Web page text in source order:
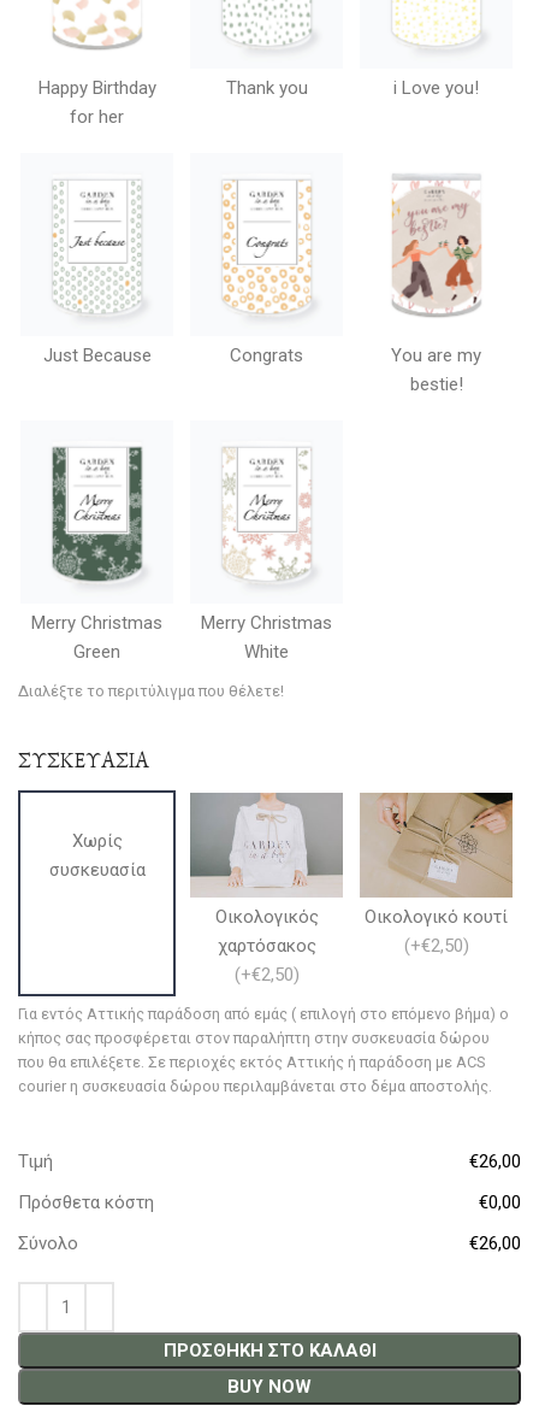
Happy Birthday
for her
Thank you i Love you!
Just Because Congrats
You are my
bestie!
Merry Christmas
Green
Merry Christmas
White
Διαλέξτε το περιτύλιγμα που θέλετε!
ΣΥΣΚΕΥΑΣΙΑ
Χωρίς
συσκευασία
Οικολογικός
χαρτόσακος
(+€2,50)
Οικολογικό κουτί
(+€2,50)
Για εντός Αττικής παράδοση από εμάς ( επιλογή στο επόμενο βήμα) ο
κήπος σας προσφέρεται στον παραλήπτη στην συσκευασία δώρου
που θα επιλέξετε. Σε περιοχές εκτός Αττικής ή παράδοση με ACS
courier η συσκευασία δώρου περιλαμβάνεται στο δέμα αποστολής.
Τιμή
€26,00
Πρόσθετα κόστη
€0,00
Σύνολο
€26,00
ΠΡΟΣΘΉΚΗ ΣΤΟ ΚΑΛΆΘΙ
BUY NOW